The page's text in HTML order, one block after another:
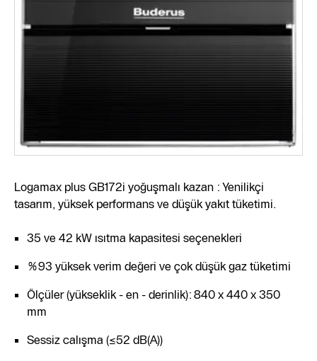
Logamax plus GB172i yoğuşmalı kazan : Yenilikçi
tasarım, yüksek performans ve düşük yakıt tüketimi.
35 ve 42 kW ısıtma kapasitesi seçenekleri
%93 yüksek verim değeri ve çok düşük gaz tüketimi
Ölçüler (yükseklik - en - derinlik): 840 x 440 x 350
mm
Sessiz calışma (≤52 dB(A))